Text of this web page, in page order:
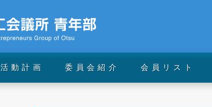
活動計画 委員会紹介 会員リスト